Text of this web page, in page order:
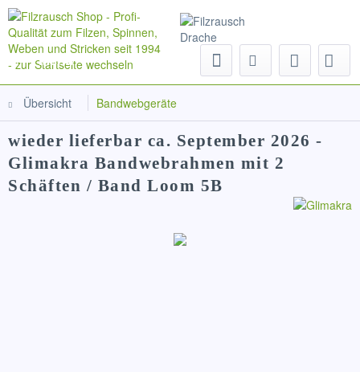
Menü
Übersicht Bandwebgeräte
wieder lieferbar ca. September 2026 -
Glimakra Bandwebrahmen mit 2
Schäften / Band Loom 5B